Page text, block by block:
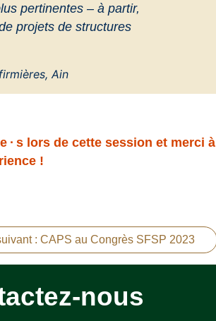
pertinentes – à partir,
projets de structures
Ain
e · s lors de cette session et merci à
!
: CAPS au Congrès SFSP 2023
nous